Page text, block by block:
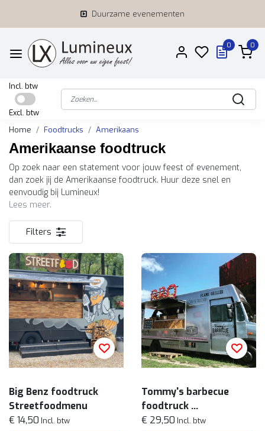
Duurzame evenementen
0 0
Incl. btw
Excl. btw
Home
Foodtrucks Amerikaans
Amerikaanse foodtruck
Op zoek naar een statement voor jouw feest of evenement,
dan zoek jij de Amerikaanse foodtruck. Huur deze snel en
eenvoudig bij Lumineux!
Lees meer.
Filters
Big Benz foodtruck
Streetfoodmenu
€ 14,50 Incl. btw
Tommy's barbecue
foodtruck
Streetfoodmenu
€ 29,50 Incl. btw